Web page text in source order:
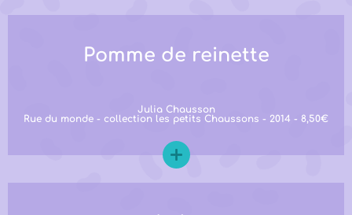
Pomme de reinette
Julia Chausson
Rue du monde - collection les petits Chaussons - 2014 - 8,50€